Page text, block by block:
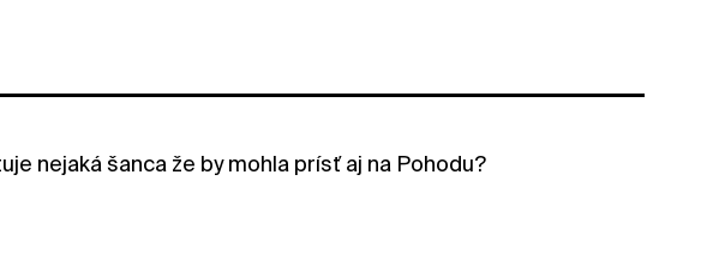
nejaká šanca že by mohla prísť aj na Pohodu?